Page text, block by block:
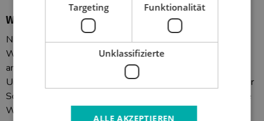
Wanddekoration für alle Räume
Naga bietet eine Reihe von Wandornamenten und
Wanddekorationen an, die mit dem Rest unseres Angebots
an allem, was Sie für Ihre Wand benötigen, übereinstimmen.
Unsere Produkte werden in Dänemark entwickelt, wobei der
Schwerpunkt auf den nordischen Designstandards liegt. Alle
Wanddekorationen sind so konzipiert, dass sie die Wand
Targeting Funktionalität
Unklassifizierte
ALLE AKZEPTIEREN